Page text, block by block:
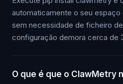
automaticamente o seu espaço
sem necessidade de ficheiro
configuração demora cerca de
O que é que o ClawMetry